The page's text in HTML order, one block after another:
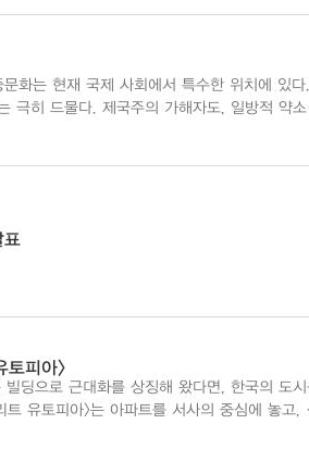
극히 드물다. 제국주의 가해자도, 일방적 약소
한 과제다. 드라마가 단순한 오락의 영역을...
표
토피아>
유토피아〉는 아파트를 서사의 중심에 놓고,
서준, 박보영이 주연을 맡았고, 384만명의 관